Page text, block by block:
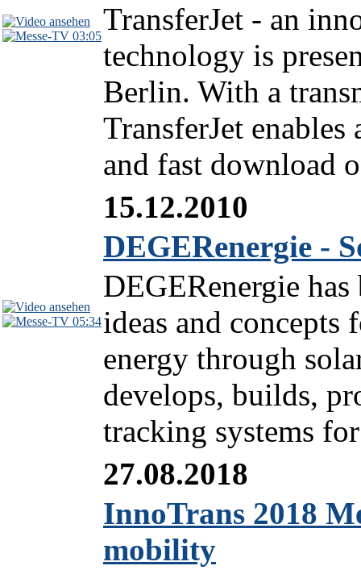
03:05TransferJet - an
technology is
Berlin. With a
TransferJet
and fast download
05:34
15.12.2010
DEGERenergie -
DEGERenergie
ideas and concepts
energy through
develops, builds,
tracking systems
27.08.2018
InnoTrans 2018
mobility